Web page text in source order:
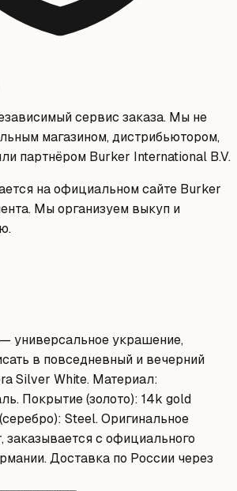
сервис заказа. Мы не
магазином, дистрибьютором,
партнёром Burker International B.V.
на официальном сайте Burker
Мы организуем выкуп и
универсальное украшение,
в повседневный и вечерний
Silver White. Материал:
Покрытие (золото): 14k gold
Steel. Оригинальное
с официального
Доставка по России через